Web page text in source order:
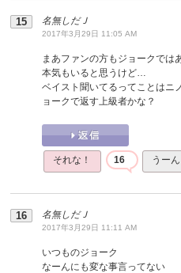
名無しだＪ
2017年3月29日 11:05 AM
まあファンの方もジョークでは
本気もいると思うけど…
ベイスト聞いてるってことはニ
ョークで返す上級者かな？
それな！ 16 うー
名無しだＪ
2017年3月29日 11:11 AM
いつものジョーク
なーんにも変な事言ってない